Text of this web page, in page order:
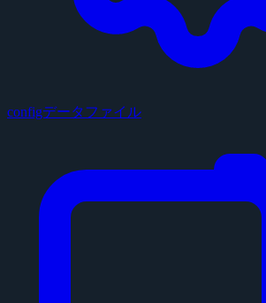
configデータファイル